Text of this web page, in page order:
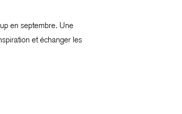
en septembre. Une
et échanger les